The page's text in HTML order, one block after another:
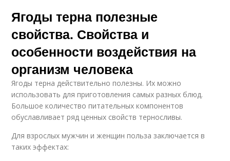
Ягоды терна полезные
свойства. Свойства и
особенности воздействия на
организм человека
Ягоды терна действительно полезны. Их можно
использовать для приготовления самых разных блюд.
Большое количество питательных компонентов
обуславливает ряд ценных свойств терносливы.
Для взрослых мужчин и женщин польза заключается в
таких эффектах: